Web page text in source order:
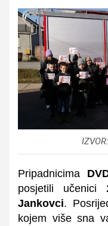
Pripadnicima
posjetili
Jankovci.
kojem više sna